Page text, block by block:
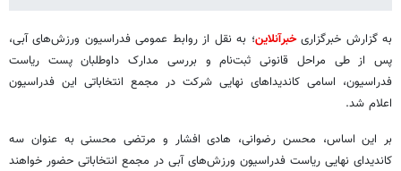
به گزارش خبرگزاریخبرآنلاین؛ به نقل از روابط عمومی فدراسیون ورزش‌های آبی،
پس از طی مراحل قانونی ثبت‌نام و بررسی مدارک داوطلبان پست ریاست
فدراسیون، اسامی کاندیداهای نهایی شرکت در مجمع انتخاباتی این فدراسیون
اعلام شد.
بر این اساس، محسن رضوانی، هادی افشار و مرتضی محسنی به عنوان سه
کاندیدای نهایی ریاست فدراسیون ورزش‌های آبی در مجمع انتخاباتی حضور خواهند